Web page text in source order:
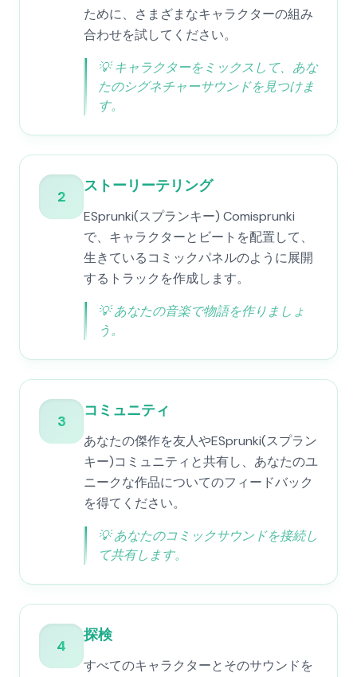
ために、さまざまなキャラクターの組み
合わせを試してください。
💡キャラクターをミックスして、あな
たのシグネチャーサウンドを見つけま
す。
2
ストーリーテリング
ESprunki(スプランキー) Comisprunki
で、キャラクターとビートを配置して、
生きているコミックパネルのように展開
するトラックを作成します。
💡あなたの音楽で物語を作りましょ
う。
3
コミュニティ
あなたの傑作を友人やESprunki(スプラン
キー)コミュニティと共有し、あなたのユ
ニークな作品についてのフィードバック
を得てください。
💡あなたのコミックサウンドを接続し
て共有します。
4
探検
すべてのキャラクターとそのサウンドを